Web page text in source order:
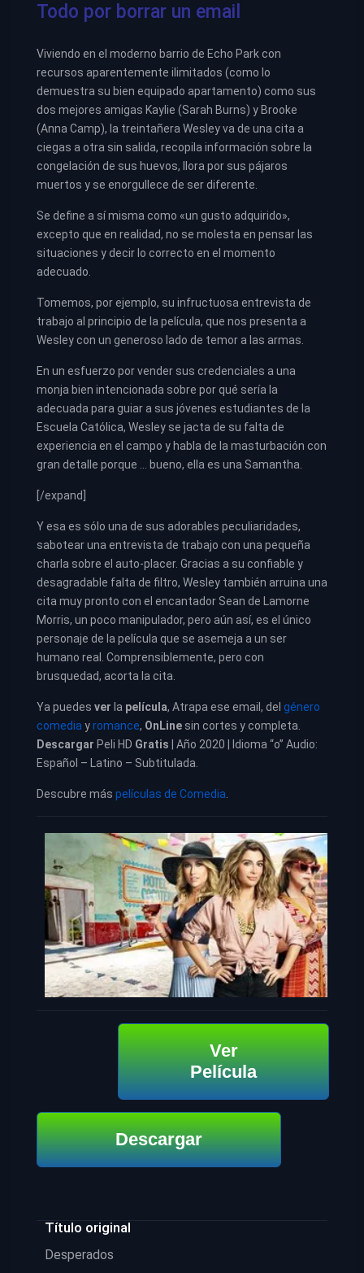
Todo por borrar un email
Viviendo en el moderno barrio de Echo Park con
recursos aparentemente ilimitados (como lo
demuestra su bien equipado apartamento) como sus
dos mejores amigas Kaylie (Sarah Burns) y Brooke
(Anna Camp), la treintañera Wesley va de una cita a
ciegas a otra sin salida, recopila información sobre la
congelación de sus huevos, llora por sus pájaros
muertos y se enorgullece de ser diferente.
Se define a sí misma como «un gusto adquirido»,
excepto que en realidad, no se molesta en pensar las
situaciones y decir lo correcto en el momento
adecuado.
Tomemos, por ejemplo, su infructuosa entrevista de
trabajo al principio de la película, que nos presenta a
Wesley con un generoso lado de temor a las armas.
En un esfuerzo por vender sus credenciales a una
monja bien intencionada sobre por qué sería la
adecuada para guiar a sus jóvenes estudiantes de la
Escuela Católica, Wesley se jacta de su falta de
experiencia en el campo y habla de la masturbación con
gran detalle porque … bueno, ella es una Samantha.
[/expand]
Y esa es sólo una de sus adorables peculiaridades,
sabotear una entrevista de trabajo con una pequeña
charla sobre el auto-placer. Gracias a su confiable y
desagradable falta de filtro, Wesley también arruina una
cita muy pronto con el encantador Sean de Lamorne
Morris, un poco manipulador, pero aún así, es el único
personaje de la película que se asemeja a un ser
humano real. Comprensiblemente, pero con
brusquedad, acorta la cita.
Ya puedes ver la película, Atrapa ese email, del género
comedia yromance, OnLine sin cortes y completa.
Descargar Peli HD Gratis | Año 2020 | Idioma “o” Audio:
Español – Latino – Subtitulada.
Descubre más películas de Comedia
Ver
Película
Descargar
Título original
Desperados